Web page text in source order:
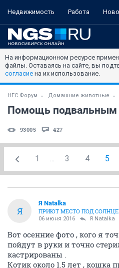
Недвижимость Работа
На информационном ресурсе
файлы. Оставаясь на сайте, вы
согласие на их использование.
НГС.Форум Домашние животные
93005 427
1 ... 3 4 5
Я
Я Natalka
ПРИЮТ МЕСТО ПОД
06 июня 2016 Я Natalka
Вот осенние фото , кого я
пойдут в руки и точно
кастрированы .
Котик около 1.5 лет , кошка